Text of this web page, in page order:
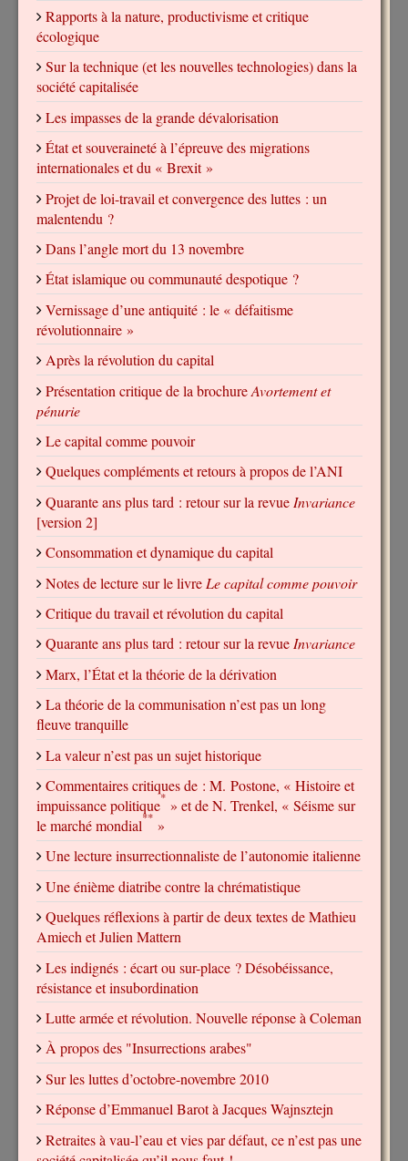
Rapports à la nature, productivisme et critique
écologique
Sur la technique (et les nouvelles technologies) dans la
société capitalisée
Les impasses de la grande dévalorisation
État et souveraineté à l’épreuve des migrations
internationales et du « Brexit »
Projet de loi-travail et convergence des luttes : un
malentendu ?
Dans l’angle mort du 13 novembre
État islamique ou communauté despotique ?
Vernissage d’une antiquité : le « défaitisme
révolutionnaire »
Après la révolution du capital
Présentation critique de la brochureAvortement et
pénurie
Le capital comme pouvoir
Quelques compléments et retours à propos de l’ANI
Quarante ans plus tard : retour sur la revue Invariance
[version 2]
Consommation et dynamique du capital
Notes de lecture sur le livre Le capital comme pouvoir
Critique du travail et révolution du capital
Quarante ans plus tard : retour sur la revueInvariance
Marx, l’État et la théorie de la dérivation
La théorie de la communisation n’est pas un long
fleuve tranquille
La valeur n’est pas un sujet historique
Commentaires critiques de : M. Postone, « Histoire et
impuissance politique* » et de N. Trenkel, « Séisme sur
le marché mondial** »
Une lecture insurrectionnaliste de l’autonomie italienne
Une énième diatribe contre la chrématistique
Quelques réflexions à partir de deux textes de Mathieu
Amiech et Julien Mattern
Les indignés : écart ou sur-place ? Désobéissance,
résistance et insubordination
Lutte armée et révolution. Nouvelle réponse à Coleman
À propos des "Insurrections arabes"
Sur les luttes d’octobre-novembre 2010
Réponse d’Emmanuel Barot à Jacques Wajnsztejn
Retraites à vau-l’eau et vies par défaut, ce n’est pas une